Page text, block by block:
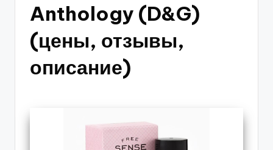
Anthology (D&G)
(цены, отзывы,
описание)